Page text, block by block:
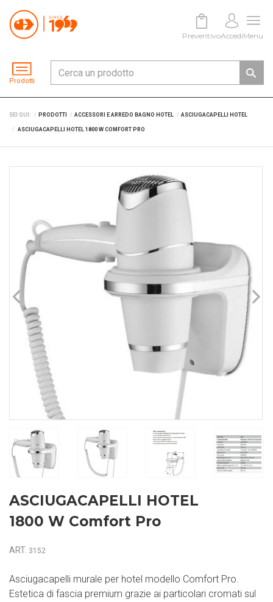
Prodotti
PreventivoAccediMenu
SEI QUI: PRODOTTI ACCESSORI E ARREDO BAGNO HOTEL ASCIUGACAPELLI HOTEL
ASCIUGACAPELLI HOTEL 1800 W COMFORT PRO
ASCIUGACAPELLI HOTEL
1800 W Comfort Pro
ART. 3152
Asciugacapelli murale per hotel modello Comfort Pro.
Estetica di fascia premium grazie ai particolari cromati sul